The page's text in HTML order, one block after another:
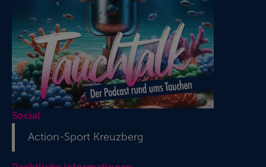
Social
Action-Sport Kreuzberg